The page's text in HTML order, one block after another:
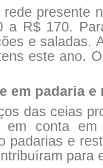
rede presente
a R$ 170.
e saladas.
este ano.
em padaria e
das ceias
em conta
padarias e
para